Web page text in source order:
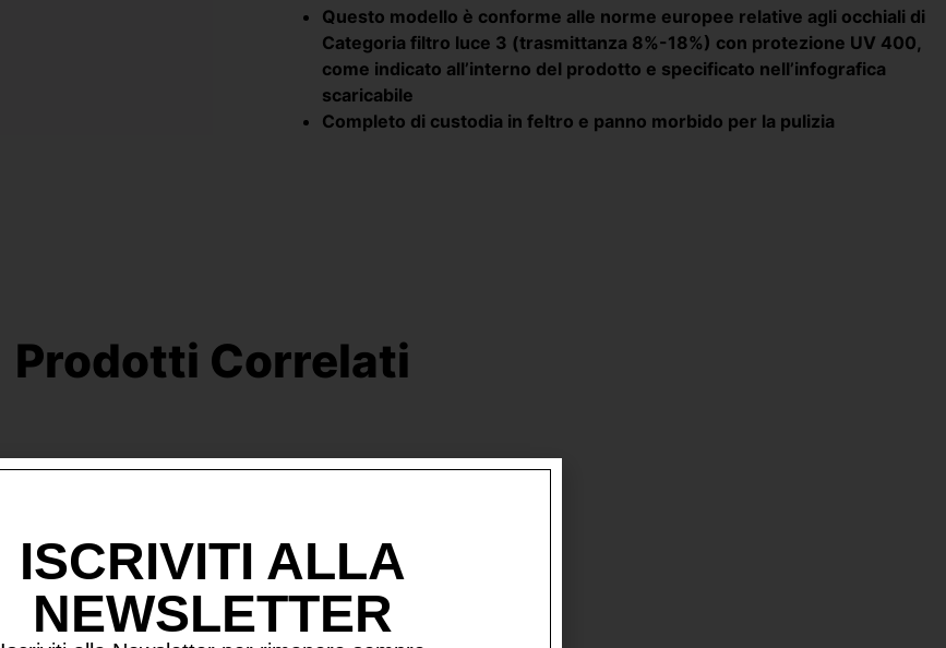
Questo modello è conforme alle norme europee relative agli occhiali di
Categoria filtro luce 3 (trasmittanza 8%-18%) con protezione UV 400,
come indicato all’interno del prodotto e specificato nell’infografica
scaricabile
Completo di custodia in feltro e panno morbido per la pulizia
Prodotti Correlati
ISCRIVITI ALLA
NEWSLETTER